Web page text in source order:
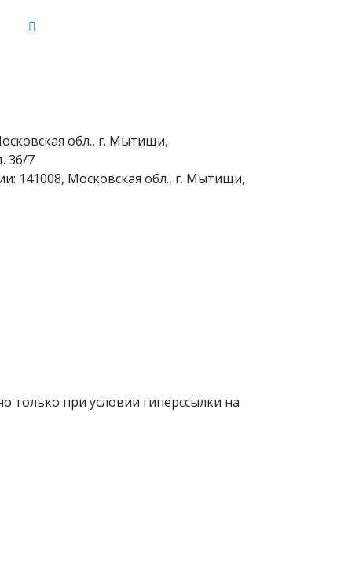
обл., г. Мытищи,
36/7
141008, Московская обл., г. Мытищи,
при условии гиперссылки на